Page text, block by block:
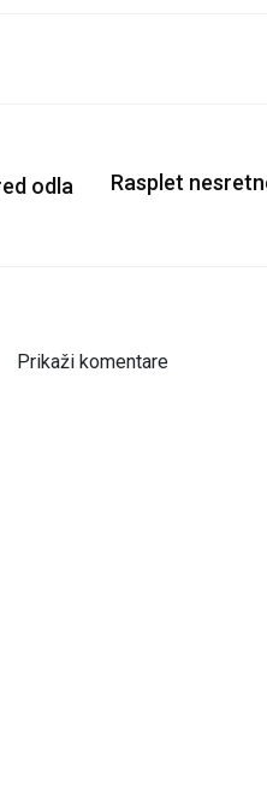
odla
Rasplet
Prikaži komentare